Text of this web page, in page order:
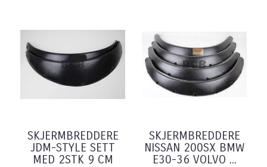
SKJERMBREDDERE
JDM-STYLE SETT
MED 2STK 9 CM
SKJERMBREDDERE
NISSAN 200SX BMW
E30-36 VOLVO ...